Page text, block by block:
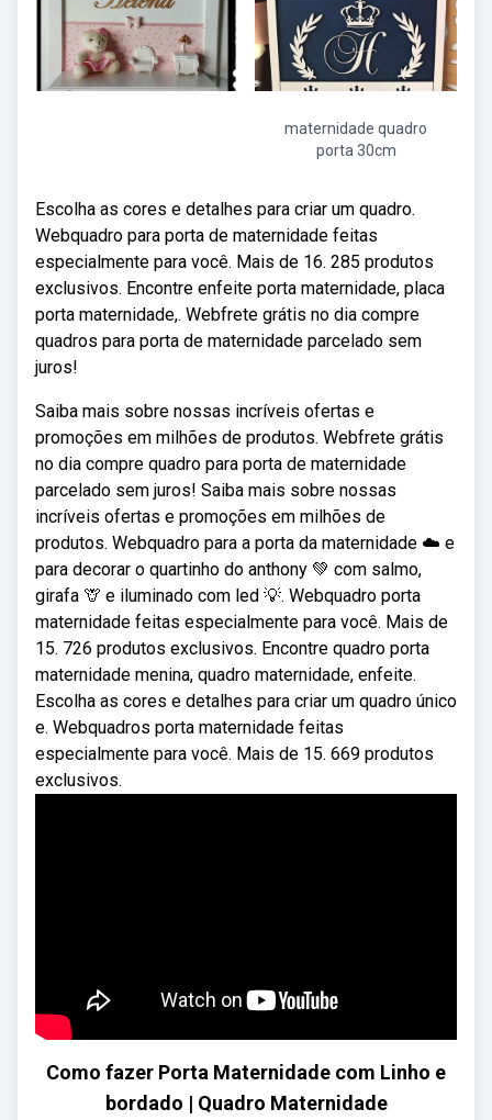
maternidade quadro
porta 30cm
Escolha as cores e detalhes para criar um quadro.
Webquadro para porta de maternidade feitas
especialmente para você. Mais de 16. 285 produtos
exclusivos. Encontre enfeite porta maternidade, placa
porta maternidade,. Webfrete grátis no dia compre
quadros para porta de maternidade parcelado sem
juros!
Saiba mais sobre nossas incríveis ofertas e
promoções em milhões de produtos. Webfrete grátis
no dia compre quadro para porta de maternidade
parcelado sem juros! Saiba mais sobre nossas
incríveis ofertas e promoções em milhões de
produtos. Webquadro para a porta da maternidade ☁️ e
para decorar o quartinho do anthony 💚 com salmo,
girafa 🦒 e iluminado com led 💡. Webquadro porta
maternidade feitas especialmente para você. Mais de
15. 726 produtos exclusivos. Encontre quadro porta
maternidade menina, quadro maternidade, enfeite.
Escolha as cores e detalhes para criar um quadro único
e. Webquadros porta maternidade feitas
especialmente para você. Mais de 15. 669 produtos
exclusivos.
Como fazer Porta Maternidade com Linho e
bordado | Quadro Maternidade